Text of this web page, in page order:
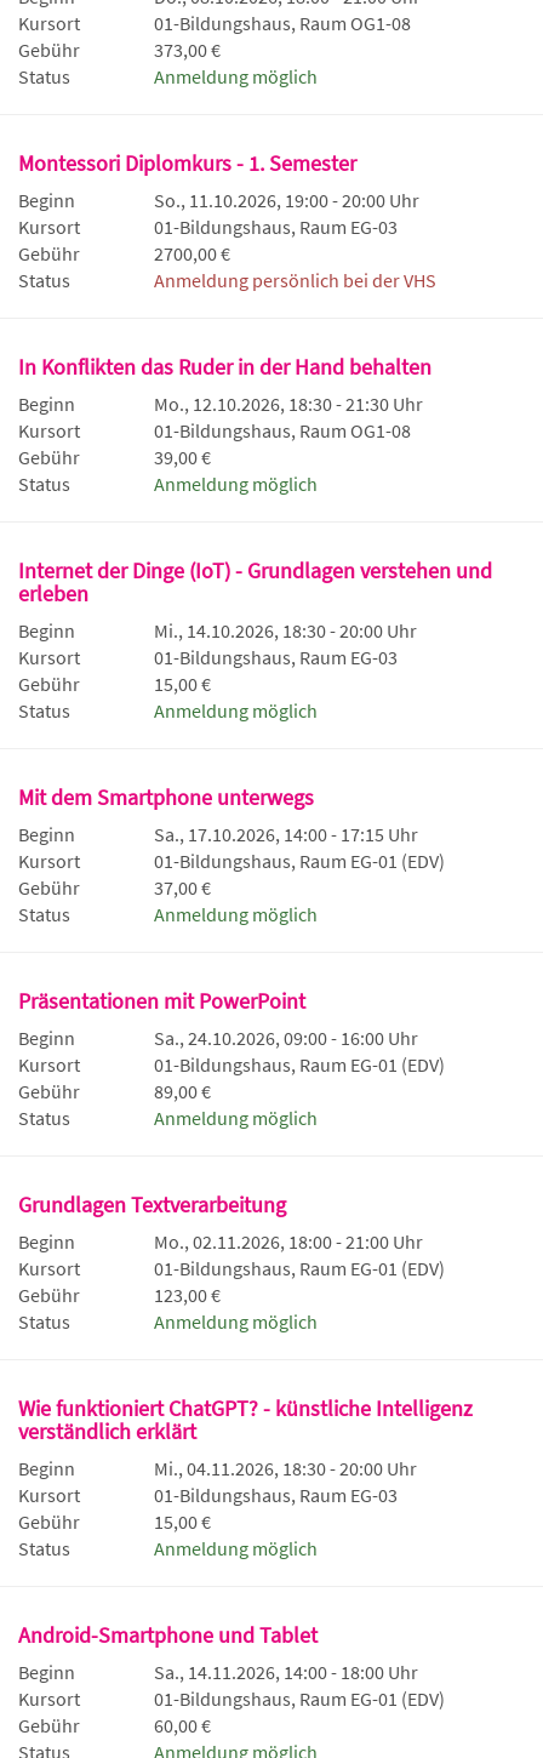
Kursort
01-Bildungshaus, Raum OG1-08
Gebühr
373,00 €
Status
Anmeldung möglich
Montessori Diplomkurs - 1. Semester
Beginn
So., 11.10.2026, 19:00 - 20:00 Uhr
Kursort
01-Bildungshaus, Raum EG-03
Gebühr
2700,00 €
Status
Anmeldung persönlich bei der VHS
In Konflikten das Ruder in der Hand behalten
Beginn
Mo., 12.10.2026, 18:30 - 21:30 Uhr
Kursort
01-Bildungshaus, Raum OG1-08
Gebühr
39,00 €
Status
Anmeldung möglich
Internet der Dinge (IoT) - Grundlagen verstehen und
erleben
Beginn
Mi., 14.10.2026, 18:30 - 20:00 Uhr
Kursort
01-Bildungshaus, Raum EG-03
Gebühr
15,00 €
Status
Anmeldung möglich
Mit dem Smartphone unterwegs
Beginn
Sa., 17.10.2026, 14:00 - 17:15 Uhr
Kursort
01-Bildungshaus, Raum EG-01 (EDV)
Gebühr
37,00 €
Status
Anmeldung möglich
Präsentationen mit PowerPoint
Beginn
Sa., 24.10.2026, 09:00 - 16:00 Uhr
Kursort
01-Bildungshaus, Raum EG-01 (EDV)
Gebühr
89,00 €
Status
Anmeldung möglich
Grundlagen Textverarbeitung
Beginn
Mo., 02.11.2026, 18:00 - 21:00 Uhr
Kursort
01-Bildungshaus, Raum EG-01 (EDV)
Gebühr
123,00 €
Status
Anmeldung möglich
Wie funktioniert ChatGPT? - künstliche Intelligenz
verständlich erklärt
Beginn
Mi., 04.11.2026, 18:30 - 20:00 Uhr
Kursort
01-Bildungshaus, Raum EG-03
Gebühr
15,00 €
Status
Anmeldung möglich
Android-Smartphone und Tablet
Beginn
Sa., 14.11.2026, 14:00 - 18:00 Uhr
Kursort
01-Bildungshaus, Raum EG-01 (EDV)
Gebühr
60,00 €
Status
Anmeldung möglich